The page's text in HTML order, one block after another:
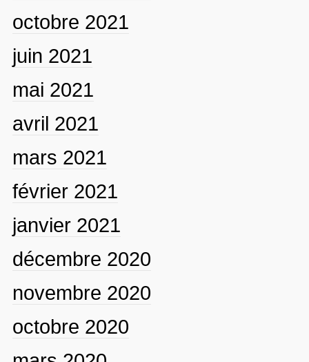
octobre 2021
juin 2021
mai 2021
avril 2021
mars 2021
février 2021
janvier 2021
décembre 2020
novembre 2020
octobre 2020